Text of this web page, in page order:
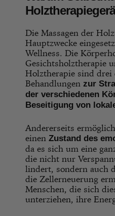
Die Massagen der
Hauptzwecke
Wellness. Die
Gesichtsholztherapie
Holztherapie sind drei
Behandlungen zur
der verschiedenen
Beseitigung von
Andererseits
einen Zustand des
da es sich um eine
die nicht nur
lindert, sondern auch
die Zellerneuerung
Menschen, die sich
unterziehen, ihre